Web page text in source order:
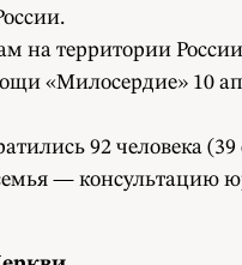
на территории
«Милосердие» 10
92 человека
— консультацию